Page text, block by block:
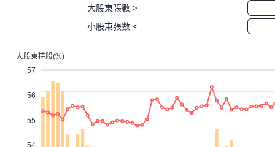
大股東張數 >
小股東張數 <